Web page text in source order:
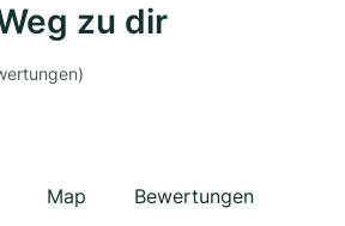
zu dir
Map Bewertungen